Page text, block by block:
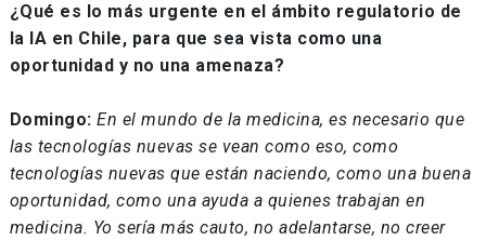
¿Qué es lo más urgente en el ámbito regulatorio de
la IA en Chile, para que sea vista como una
oportunidad y no una amenaza?
Domingo:En el mundo de la medicina, es necesario que
las tecnologías nuevas se vean como eso, como
tecnologías nuevas que están naciendo, como una buena
oportunidad, como una ayuda a quienes trabajan en
medicina. Yo sería más cauto, no adelantarse, no creer